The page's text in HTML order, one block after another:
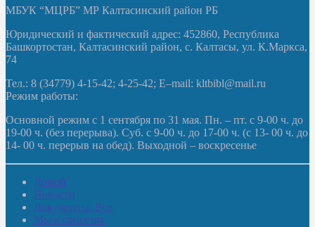
МБУК “МЦРБ” МР Калтасинский район РБ
Юридический и фактический адрес: 452860, Республика
Башкортостан, Калтасинский район, с. Калтасы, ул. К.Маркса,
74
Тел.: 8 (34779) 4-15-42; 4-25-42; E–mail: kltbibl@mail.ru
Режим работы:
Основной режим с 1 сентября по 31 мая. Пн. – пт. с 9-00 ч. до
19-00 ч. (без перерыва). Суб. с 9-00 ч. до 17-00 ч. (с 13- 00 ч. до
14- 00 ч. перерыв на обед). Выходной – воскресенье
Домой
Новости
Документы. Все
Мы в соцсетях